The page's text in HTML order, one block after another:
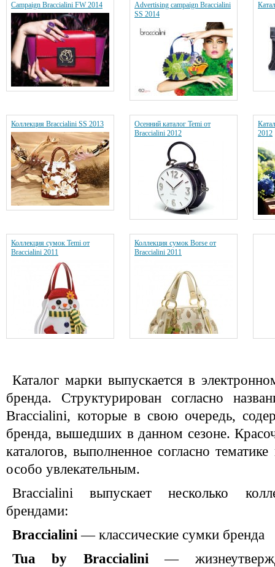
Campaign Braccialini FW 2014
Advertising campaign Braccialini
SS 2014
Коллекция Braccialini SS 2013
Осенний каталог Temi от
Braccialini 2012
2012
Коллекция сумок Temi от
Braccialini 2011
Коллекция сумок Borse от
Braccialini 2011
Каталог марки выпускается в
бренда. Структурирован согласно
Braccialini, которые в свою очередь,
бренда, вышедших в данном сезоне.
каталогов, выполненное согласно
особо увлекательным.
Braccialini выпускает несколько
брендами:
Braccialini — классические сумки бренда
Tua by Braccialini —